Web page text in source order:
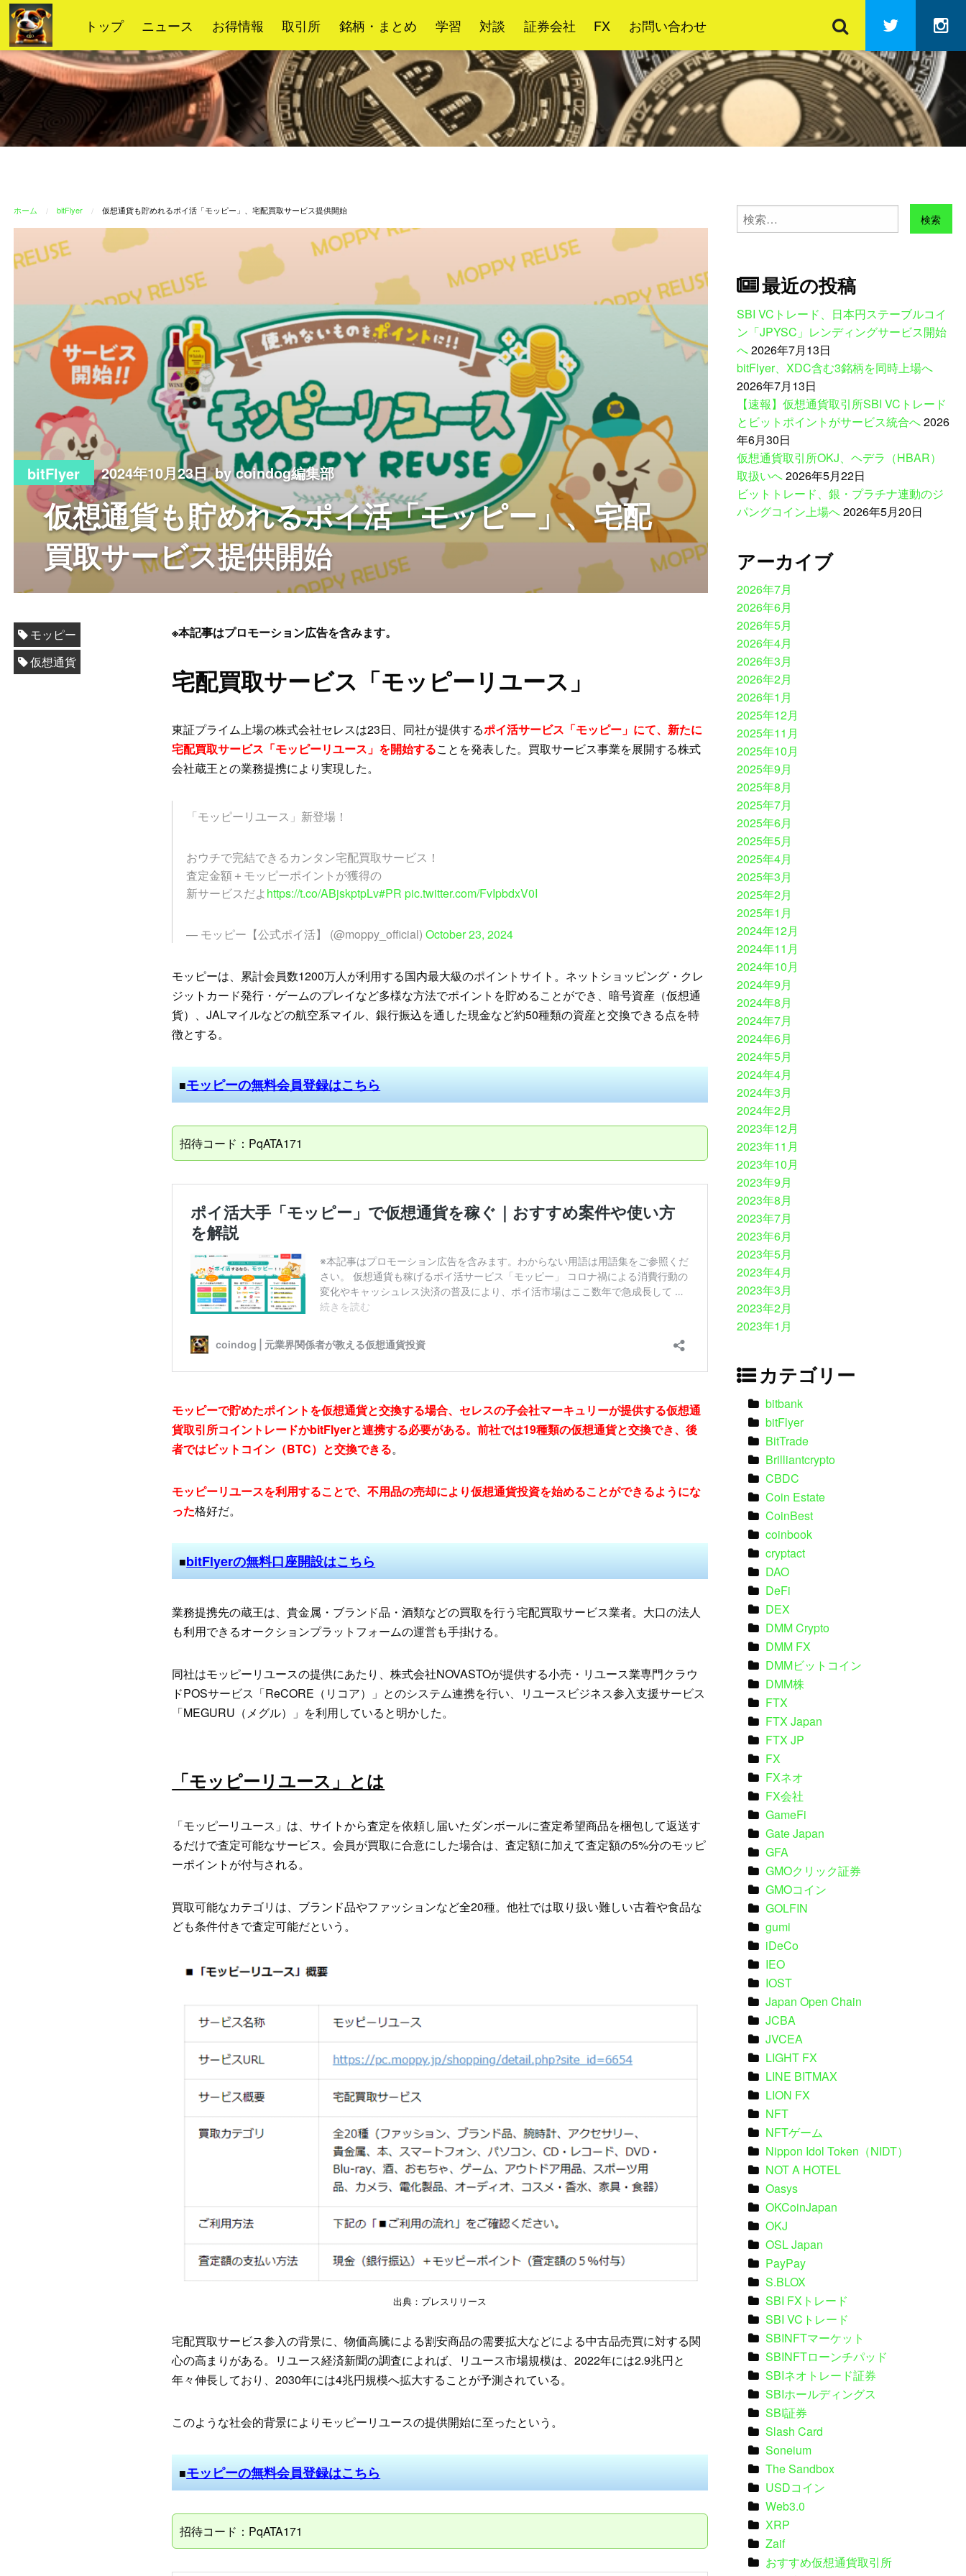
コ
ン
テ
ン
ツ
へ
ス
キ
ッ
トップ ニュース お得情報 取引所 銘柄・まとめ 学習 対談 証券会社 FX お問い合わせ Twitter
ホーム bitFlyer 仮想通貨も貯めれるポイ活「モッピー」、宅配買取サービス提供開始
bitFlyer 2024年10月23日 by coindog編集部
仮想通貨も貯めれるポイ活「モッピー」、宅配
買取サービス提供開始
※本記事はプロモーション広告を含みます。
宅配買取サービス「モッピーリユース」
東証プライム上場の株式会社セレスは23日、同社が提供するポイ活サービス「モッピー」にて、新たに
宅配買取サービス「モッピーリユース」を開始することを発表した。買取サービス事業を展開する株式
会社蔵王との業務提携により実現した。
「モッピーリユース」新登場！
おウチで完結できるカンタン宅配買取サービス！
査定金額＋モッピーポイントが獲得の
新サービスだよhttps://t.co/ABjskptpLv#PR pic.twitter.com/FvIpbdxV0I
— モッピー【公式ポイ活】 (@moppy_official)October 23, 2024
モッピーは、累計会員数1200万人が利用する国内最大級のポイントサイト。ネットショッピング・クレ
ジットカード発行・ゲームのプレイなど多様な方法でポイントを貯めることができ、暗号資産（仮想通
貨）、JALマイルなどの航空系マイル、銀行振込を通した現金など約50種類の資産と交換できる点を特
徴とする。
■モッピーの無料会員登録はこちら
招待コード：PqATA171
モッピーで貯めたポイントを仮想通貨と交換する場合、セレスの子会社マーキュリーが提供する仮想通
貨取引所コイントレードかbitFlyerと連携する必要がある。前社では19種類の仮想通貨と交換でき、後
者ではビットコイン（BTC）と交換できる。
モッピーリユースを利用することで、不用品の売却により仮想通貨投資を始めることができるようにな
った格好だ。
■bitFlyerの無料口座開設はこちら
業務提携先の蔵王は、貴金属・ブランド品・酒類などの買取を行う宅配買取サービス業者。大口の法人
も利用できるオークションプラットフォームの運営も手掛ける。
同社はモッピーリユースの提供にあたり、株式会社NOVASTOが提供する小売・リユース業専門クラウ
ドPOSサービス「ReCORE（リコア）」とのシステム連携を行い、リユースビジネス参入支援サービス
「MEGURU（メグル）」を利用していると明かした。
「モッピーリユース」とは
「モッピーリユース」は、サイトから査定を依頼し届いたダンボールに査定希望商品を梱包して返送す
るだけで査定可能なサービス。会員が買取に合意にした場合は、査定額に加えて査定額の5%分のモッピ
ーポイントが付与される。
買取可能なカテゴリは、ブランド品やファッションなど全20種。他社では取り扱い難しい古着や食品な
ども条件付きで査定可能だという。
出典：プレスリリース
宅配買取サービス参入の背景に、物価高騰による割安商品の需要拡大などによる中古品売買に対する関
心の高まりがある。リユース経済新聞の調査によれば、リユース市場規模は、2022年には2.9兆円と
年々伸長しており、2030年には4兆円規模へ拡大することが予測されている。
このような社会的背景によりモッピーリユースの提供開始に至ったという。
■モッピーの無料会員登録はこちら
招待コード：PqATA171
モッピー
仮想通貨
検
索:
最近の投稿
SBI VCトレード、日本円ステーブルコイ
ン「JPYSC」レンディングサービス開始
へ2026年7月13日
bitFlyer、XDC含む3銘柄を同時上場へ
2026年7月13日
【速報】仮想通貨取引所SBI VCトレード
とビットポイントがサービス統合へ2026
年6月30日
仮想通貨取引所OKJ、ヘデラ（HBAR）
取扱いへ2026年5月22日
ビットトレード、銀・プラチナ連動のジ
パングコイン上場へ2026年5月20日
アーカイブ
2026年7月
2026年6月
2026年5月
2026年4月
2026年3月
2026年2月
2026年1月
2025年12月
2025年11月
2025年10月
2025年9月
2025年8月
2025年7月
2025年6月
2025年5月
2025年4月
2025年3月
2025年2月
2025年1月
2024年12月
2024年11月
2024年10月
2024年9月
2024年8月
2024年7月
2024年6月
2024年5月
2024年4月
2024年3月
2024年2月
2023年12月
2023年11月
2023年10月
2023年9月
2023年8月
2023年7月
2023年6月
2023年5月
2023年4月
2023年3月
2023年2月
2023年1月
カテゴリー
bitbank
bitFlyer
BitTrade
Brilliantcrypto
CBDC
Coin Estate
CoinBest
coinbook
cryptact
DAO
DeFi
DEX
DMM Crypto
DMM FX
DMMビットコイン
DMM株
FTX
FTX Japan
FTX JP
FX
FXネオ
FX会社
GameFi
Gate Japan
GFA
GMOクリック証券
GMOコイン
GOLFIN
gumi
iDeCo
IEO
IOST
Japan Open Chain
JCBA
JVCEA
LIGHT FX
LINE BITMAX
LION FX
NFT
NFTゲーム
Nippon Idol Token（NIDT）
NOT A HOTEL
Oasys
OKCoinJapan
OKJ
OSL Japan
PayPay
S.BLOX
SBI FXトレード
SBI VCトレード
SBINFTマーケット
SBINFTローンチパッド
SBIネオトレード証券
SBIホールディングス
SBI証券
Slash Card
Soneium
The Sandbox
USDコイン
Web3.0
XRP
Zaif
おすすめ仮想通貨取引所